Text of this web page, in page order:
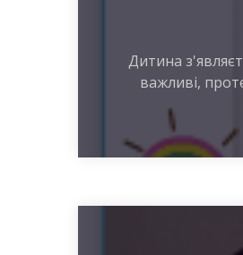
Дитина
важливі,